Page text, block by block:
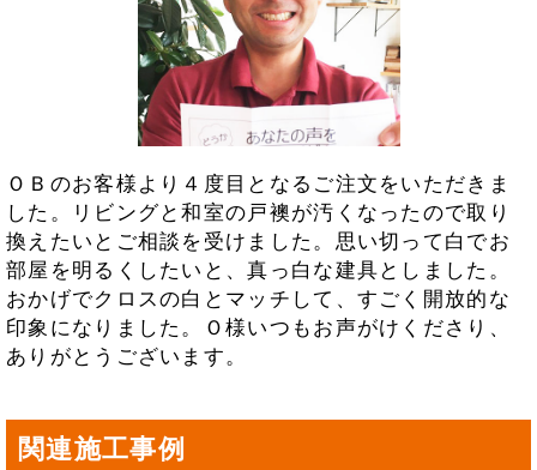
ＯＢのお客様より４度目となるご注文をいただきま
した。リビングと和室の戸襖が汚くなったので取り
換えたいとご相談を受けました。思い切って白でお
部屋を明るくしたいと、真っ白な建具としました。
おかげでクロスの白とマッチして、すごく開放的な
印象になりました。Ｏ様いつもお声がけくださり、
ありがとうございます。
関連施工事例